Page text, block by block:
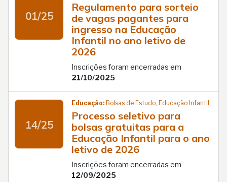
01/25
Regulamento para sorteio
de vagas pagantes para
ingresso na Educação
Infantil no ano letivo de
2026
Inscrições foram encerradas em
21/10/2025
14/25
Educação: Bolsas de Estudo, Educação Infantil
Processo seletivo para
bolsas gratuitas para a
Educação Infantil para o ano
letivo de 2026
Inscrições foram encerradas em
12/09/2025